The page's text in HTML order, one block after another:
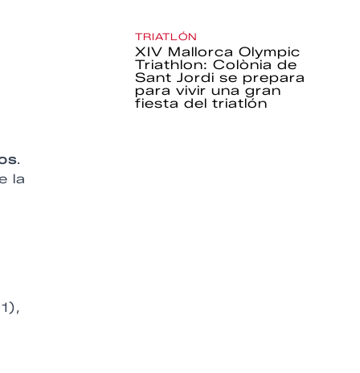
.
la
TRIATLÓN
XIV Mallorca Olympic
Triathlon: Colònia de
Sant Jordi se prepara
para vivir una gran
fiesta del triatlón